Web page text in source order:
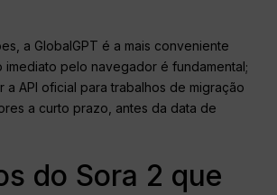
a GlobalGPT é a mais conveniente
imediato pelo navegador é fundamental;
a API oficial para trabalhos de migração
a curto prazo, antes da data de
do Sora 2 que